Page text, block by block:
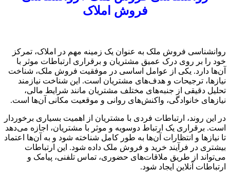
فروش املاک
روانشناسی فروش ملک به عنوان یک زمینه مهم در املاک، تمرکز
خود را بر روی درک عمیق مشتریان و برقراری ارتباطات موثر با
آن‌ها دارد. یکی از عوامل اساسی در موفقیت فروش ملک، شناخت
نیازها، ترجیحات و هدف‌های مشتریان است. این شناخت نیازمند
تحلیل دقیقی از جنبه‌های مختلف مشتریان مانند شرایط مالی،
نیازهای خانوادگی، واکنش‌های روانی و موقعیت مکانی آن‌ها است.
در این روند، ارتباطات فردی با مشتریان از اهمیت بسیاری برخوردار
است. برقراری یک ارتباط دوسویه و موثر با مشتریان، اجازه می‌دهد
تا نیازها و انتظارات آن‌ها به طور کامل شناخته شود و به آن‌ها اعتماد
بیشتری در فرآیند خرید و فروش ملک داده شود. این ارتباطات
می‌تواند از طریق ملاقات‌های حضوری، تماس تلفنی، پیامک و
ارتباطات آنلاین ایجاد شود.